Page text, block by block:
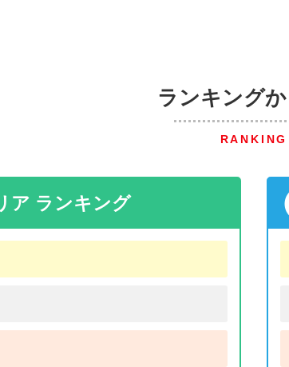
ランキング
RANKING
ア ランキング